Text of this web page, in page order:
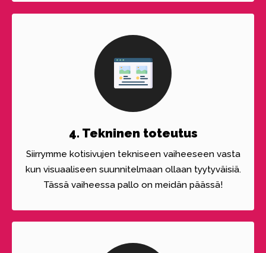
4. Tekninen toteutus
Siirrymme kotisivujen tekniseen vaiheeseen vasta
kun visuaaliseen suunnitelmaan ollaan tyytyväisiä.
Tässä vaiheessa pallo on meidän päässä!